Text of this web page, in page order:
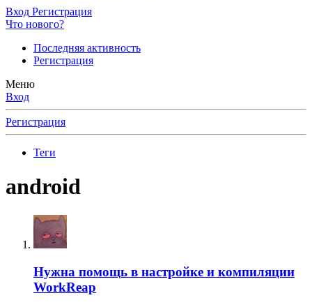
Вход Регистрация
Что нового?
Последняя активность
Регистрация
Меню
Вход
Регистрация
Теги
android
Нужна помощь в настройке и компиляции
WorkReap